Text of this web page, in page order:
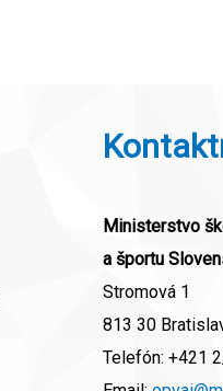
Ministerstvo
a športu
Stromová 1
813 30
Telefón: +421